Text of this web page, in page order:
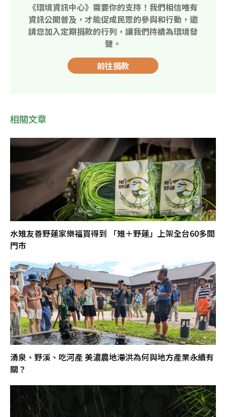
《環境資訊中心》需要你的支持！我們相信唯有
資訊公開普及，才能促成民眾的參與和行動，邀
請您加入定期捐款的行列，讓我們持續為環境發
聲。
前往捐款
相關文章
水雉友善野蓮家樂福買得到 「雉＋野蓮」上架全台60多間
門市
湧泉、野溪、吃河產 美濃農地滯洪為何與地方產業永續有
關？